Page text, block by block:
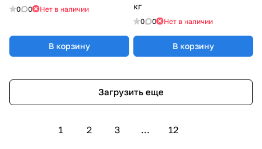
0 0 Нет в наличии
В корзину
кг
0 0 Нет в наличии
В корзину
Загрузить еще
1 2 3 ... 12